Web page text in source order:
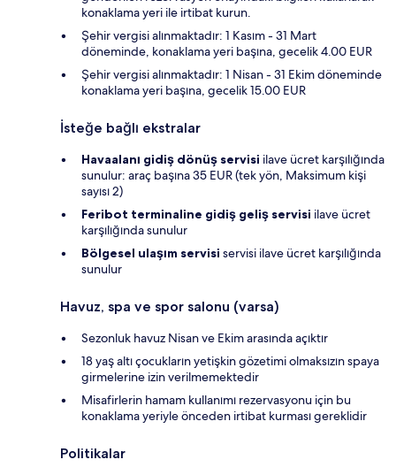
konaklama yeri ile irtibat kurun.
Şehir vergisi alınmaktadır: 1 Kasım - 31 Mart
döneminde, konaklama yeri başına, gecelik 4.00 EUR
Şehir vergisi alınmaktadır: 1 Nisan - 31 Ekim döneminde
konaklama yeri başına, gecelik 15.00 EUR
İsteğe bağlı ekstralar
Havaalanı gidiş dönüş servisi ilave ücret karşılığında
sunulur: araç başına 35 EUR (tek yön, Maksimum kişi
sayısı 2)
Feribot terminaline gidiş geliş servisi ilave ücret
karşılığında sunulur
Bölgesel ulaşım servisi servisi ilave ücret karşılığında
sunulur
Havuz, spa ve spor salonu (varsa)
Sezonluk havuz Nisan ve Ekim arasında açıktır
18 yaş altı çocukların yetişkin gözetimi olmaksızın spaya
girmelerine izin verilmemektedir
Misafirlerin hamam kullanımı rezervasyonu için bu
konaklama yeriyle önceden irtibat kurması gereklidir
Politikalar